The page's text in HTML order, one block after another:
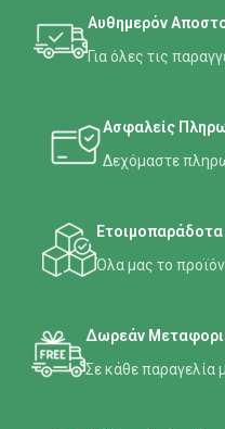
Αυθημερόν
Για όλες τις
Ασφαλείς
Δεχόμαστε
Όλα μας το
Δωρεάν
Σε κάθε παραγελία